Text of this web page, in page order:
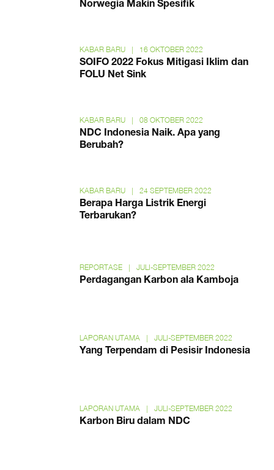
Norwegia Makin Spesifik
KABAR BARU | 16 OKTOBER 2022
SOIFO 2022 Fokus Mitigasi Iklim dan
FOLU Net Sink
KABAR BARU | 08 OKTOBER 2022
NDC Indonesia Naik. Apa yang
Berubah?
KABAR BARU | 24 SEPTEMBER 2022
Berapa Harga Listrik Energi
Terbarukan?
REPORTASE | JULI-SEPTEMBER 2022
Perdagangan Karbon ala Kamboja
LAPORAN UTAMA | JULI-SEPTEMBER 2022
Yang Terpendam di Pesisir Indonesia
LAPORAN UTAMA | JULI-SEPTEMBER 2022
Karbon Biru dalam NDC